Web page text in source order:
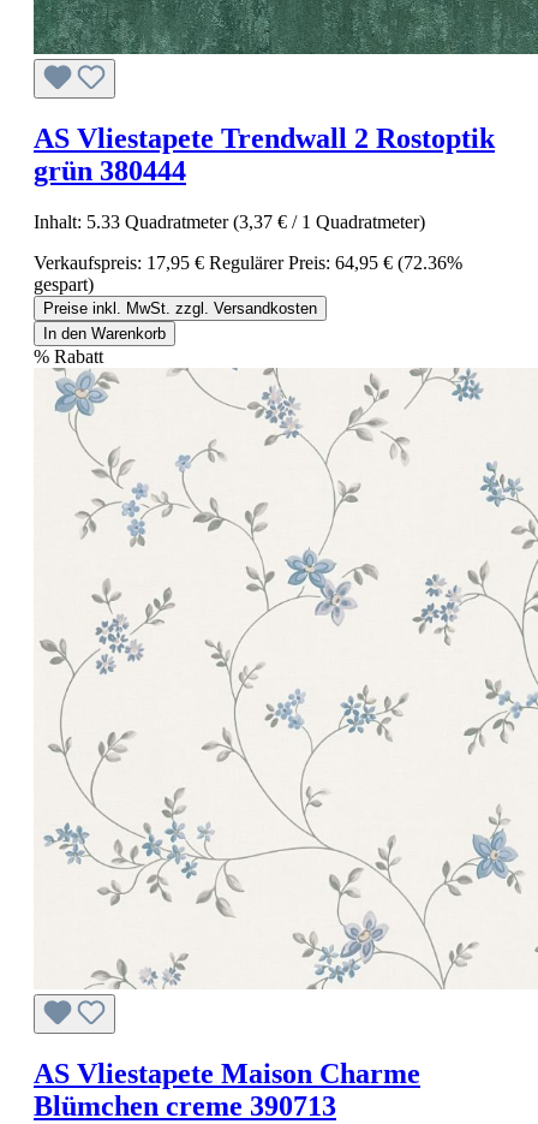
AS Vliestapete Trendwall 2 Rostoptik
grün 380444
Inhalt: 5.33 Quadratmeter(3,37 € / 1 Quadratmeter)
Verkaufspreis: 17,95 € Regulärer Preis: 64,95 € (72.36%
gespart)
Preise inkl. MwSt. zzgl. Versandkosten
In den Warenkorb
% Rabatt
AS Vliestapete Maison Charme
Blümchen creme 390713